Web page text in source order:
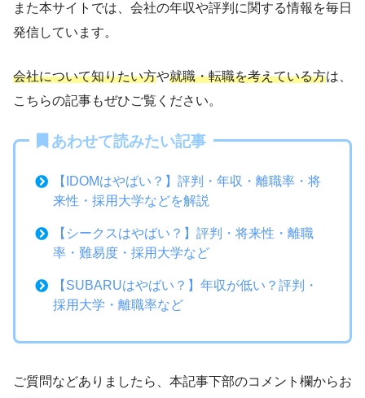
また本サイトでは、会社の年収や評判に関する情報を毎日
発信しています。
会社について知りたい方や就職・転職を考えている方は、
こちらの記事もぜひご覧ください。
あわせて読みたい記事
【IDOMはやばい？】評判・年収・離職率・将
来性・採用大学などを解説
【シークスはやばい？】評判・将来性・離職
率・難易度・採用大学など
【SUBARUはやばい？】年収が低い？評判・
採用大学・離職率など
ご質問などありましたら、本記事下部のコメント欄からお